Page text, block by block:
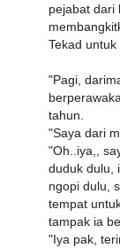
pejabat dari
Tekad
"Pagi,
tahun.
"Saya dari
"Oh..iya,,
duduk dulu,
ngopi dulu,
tempat
tampak ia
"Iya pak,